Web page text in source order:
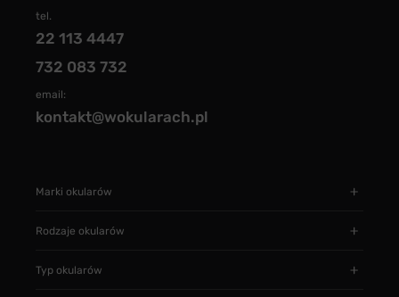
tel.
22 113 4447
732 083 732
email:
kontakt@wokularach.pl
Marki okularów
Rodzaje okularów
Typ okularów